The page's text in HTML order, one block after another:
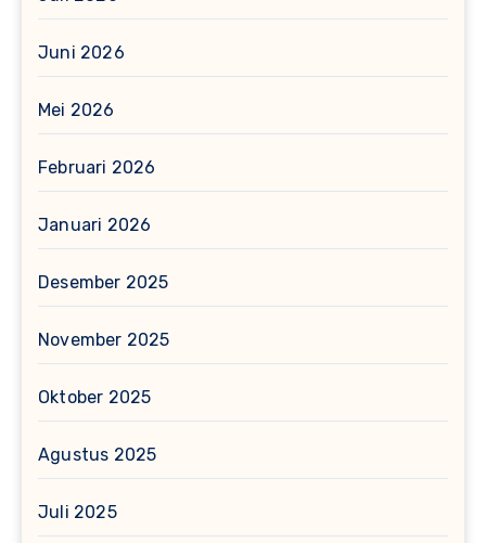
Juni 2026
Mei 2026
Februari 2026
Januari 2026
Desember 2025
November 2025
Oktober 2025
Agustus 2025
Juli 2025